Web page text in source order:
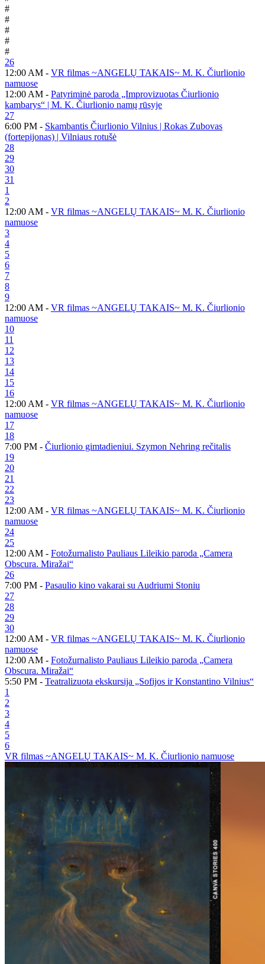
#
#
#
#
#
26
12:00 AM - VR filmas ~ANGELŲ TAKAIS~ M. K. Čiurlionio
namuose
12:00 AM - Patyriminė paroda „Improvizuotas Čiurlionio
kambarys“ | M. K. Čiurlionio namų rūsyje
27
6:00 PM - Skambantis Čiurlionio Vilnius | Rokas Zubovas
(fortepijonas) | Vilniaus rotušė
28
29
30
31
1
2
12:00 AM - VR filmas ~ANGELŲ TAKAIS~ M. K. Čiurlionio
namuose
3
4
5
6
7
8
9
12:00 AM - VR filmas ~ANGELŲ TAKAIS~ M. K. Čiurlionio
namuose
10
11
12
13
14
15
16
12:00 AM - VR filmas ~ANGELŲ TAKAIS~ M. K. Čiurlionio
namuose
17
18
7:00 PM - Čiurlionio gimtadieniui. Szymon Nehring rečitalis
19
20
21
22
23
12:00 AM - VR filmas ~ANGELŲ TAKAIS~ M. K. Čiurlionio
namuose
24
25
12:00 AM - Fotožurnalisto Pauliaus Lileikio paroda „Camera
Obscura. Miražai“
26
7:00 PM - Pasaulio kino vakarai su Audriumi Stoniu
27
28
29
30
12:00 AM - VR filmas ~ANGELŲ TAKAIS~ M. K. Čiurlionio
namuose
12:00 AM - Fotožurnalisto Pauliaus Lileikio paroda „Camera
Obscura. Miražai“
5:50 PM - Teatralizuota ekskursija „Sofijos ir Konstantino Vilnius“
1
2
3
4
5
6
VR filmas ~ANGELŲ TAKAIS~ M. K. Čiurlionio namuose